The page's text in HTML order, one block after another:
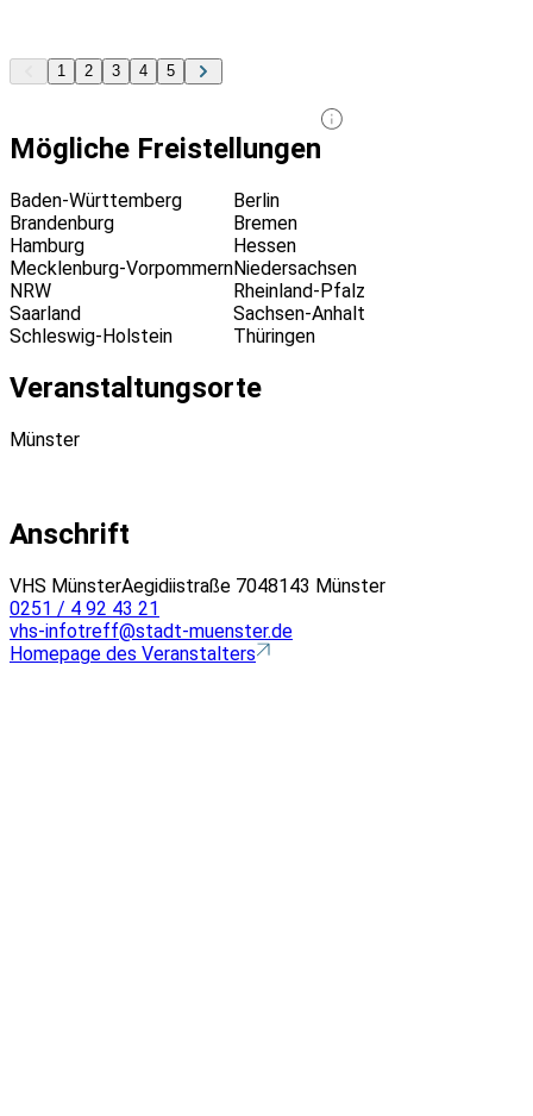
1 2 3 4 5
Mögliche Freistellungen
Baden-Württemberg
Brandenburg
Hamburg
Mecklenburg-Vorpommern
NRW
Saarland
Schleswig-Holstein
Berlin
Bremen
Hessen
Niedersachsen
Rheinland-Pfalz
Sachsen-Anhalt
Thüringen
Veranstaltungsorte
Münster
Anschrift
VHS MünsterAegidiistraße 7048143 Münster
0251 / 4 92 43 21
vhs-infotreff@stadt-muenster.de
Homepage des Veranstalters